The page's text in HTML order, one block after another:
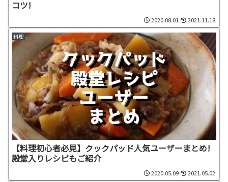
コツ!
2020.08.01 2021.11.18
料理
【料理初心者必見】クックパッド人気ユーザーまとめ!
殿堂入りレシピもご紹介
2020.05.09 2021.05.02